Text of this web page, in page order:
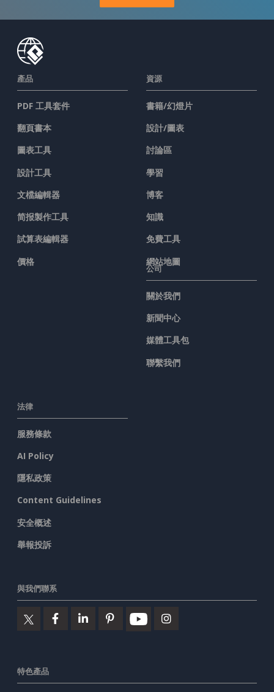
產品
PDF 工具套件
翻頁書本
圖表工具
設計工具
文檔編輯器
简报製作工具
試算表編輯器
價格
資源
書籍/幻燈片
設計/圖表
討論區
學習
博客
知識
免費工具
網站地圖
公司
關於我們
新聞中心
媒體工具包
聯繫我們
法律
服務條款
AI Policy
隱私政策
Content Guidelines
安全概述
舉報投訴
與我們聯系
特色產品